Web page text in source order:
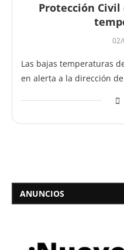
Protección
Las bajas temperaturas
en alerta a la dirección
ANUNCIOS